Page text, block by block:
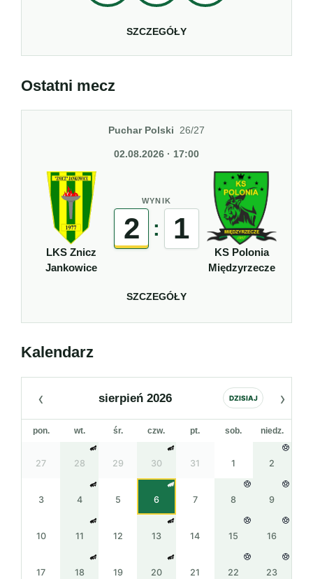
SZCZEGÓŁY
Ostatni mecz
Puchar Polski 26/27
02.08.2026 · 17:00
LKS Znicz
Jankowice
WYNIK
2 : 1
KS Polonia
Międzyrzecze
SZCZEGÓŁY
Kalendarz
‹ sierpień 2026 DZISIAJ ›
pon. wt. śr. czw. pt. sob. niedz.
27 28 29 30 31 1 2
3 4 5 6 7 8 9
10 11 12 13 14 15 16
17 18 19 20 21 22 23